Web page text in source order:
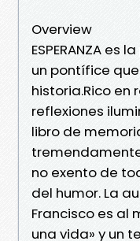
Overview
ESPERANZA
un pontífice
historia.Rico en
reflexiones
libro de
no exento de
del humor. La
Francisco es al
una vida» y un